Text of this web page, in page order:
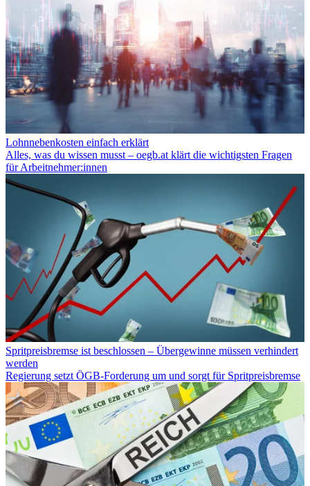
Lohnnebenkosten einfach erklärt
Alles, was du wissen musst – oegb.at klärt die wichtigsten Fragen
für Arbeitnehmer:innen
Spritpreisbremse ist beschlossen – Übergewinne müssen verhindert
werden
Regierung setzt ÖGB-Forderung um und sorgt für Spritpreisbremse